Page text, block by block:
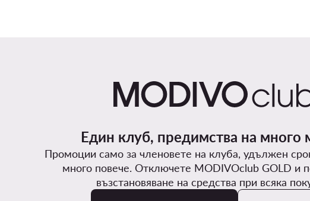
Един клуб, предимства на много
Промоции само за членовете на клуба, удължен
много повече. Отключете MODIVOclub GOLD и
възстановяване на средства при всяка